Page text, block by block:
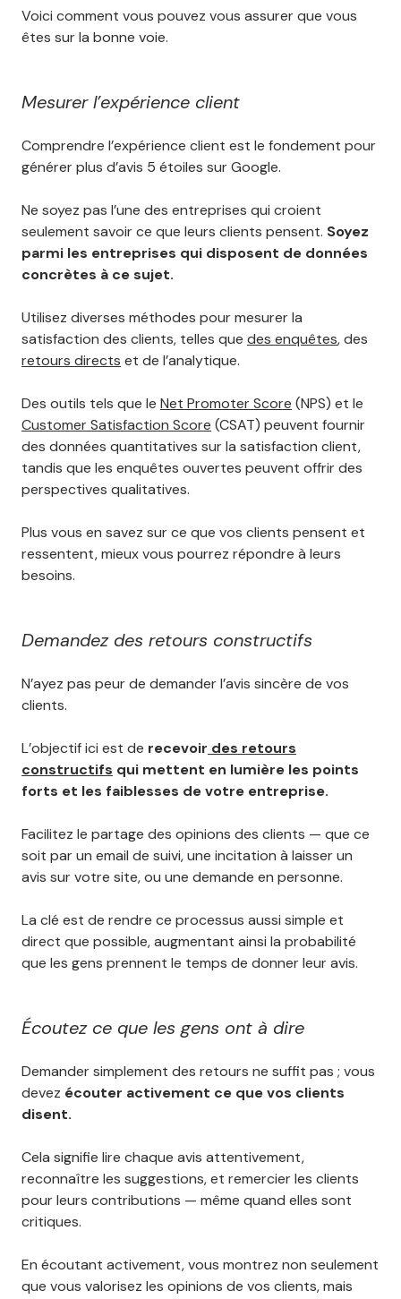
Voici comment vous pouvez vous assurer que vous
êtes sur la bonne voie.
Mesurer l’expérience client
Comprendre l’expérience client est le fondement pour
générer plus d’avis 5 étoiles sur Google.
Ne soyez pas l’une des entreprises qui croient
seulement savoir ce que leurs clients pensent. Soyez
parmi les entreprises qui disposent de données
concrètes à ce sujet.
Utilisez diverses méthodes pour mesurer la
satisfaction des clients, telles que des enquêtes, des
retours directs et de l’analytique.
Des outils tels que le Net Promoter Score (NPS) et le
Customer Satisfaction Score (CSAT) peuvent fournir
des données quantitatives sur la satisfaction client,
tandis que les enquêtes ouvertes peuvent offrir des
perspectives qualitatives.
Plus vous en savez sur ce que vos clients pensent et
ressentent, mieux vous pourrez répondre à leurs
besoins.
Demandez des retours constructifs
N’ayez pas peur de demander l’avis sincère de vos
clients.
L’objectif ici est de recevoir des retours
constructifs qui mettent en lumière les points
forts et les faiblesses de votre entreprise.
Facilitez le partage des opinions des clients — que ce
soit par un email de suivi, une incitation à laisser un
avis sur votre site, ou une demande en personne.
La clé est de rendre ce processus aussi simple et
direct que possible, augmentant ainsi la probabilité
que les gens prennent le temps de donner leur avis.
Écoutez ce que les gens ont à dire
Demander simplement des retours ne suffit pas ; vous
devez écouter activement ce que vos clients
disent.
Cela signifie lire chaque avis attentivement,
reconnaître les suggestions, et remercier les clients
pour leurs contributions — même quand elles sont
critiques.
En écoutant activement, vous montrez non seulement
que vous valorisez les opinions de vos clients, mais